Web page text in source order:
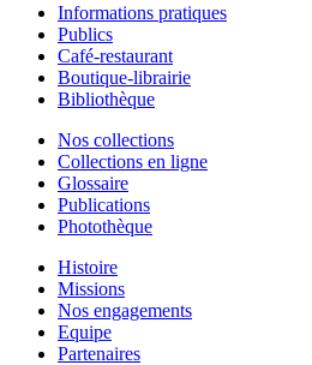
Informations pratiques
Publics
Café-restaurant
Boutique-librairie
Bibliothèque
Nos collections
Collections en ligne
Glossaire
Publications
Photothèque
Histoire
Missions
Nos engagements
Equipe
Partenaires